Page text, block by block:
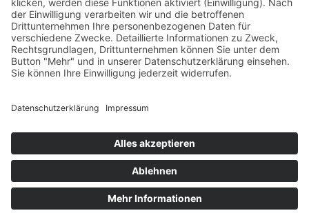
Aktuelle Nachrichten aus dem MKK-Kreis.
Kontaktiere uns:team@mkk-echo.de
JetztBericht einreichen
Folge uns auf SocialMedia
© All rights reserved Main-Kinzig Echo